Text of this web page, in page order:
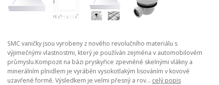
SMC vaničky jsou vyrobeny z nového revolučního materiálu s
výjimečnými vlastnostmi, který je používán zejména v automobilovém
průmyslu.Kompozit na bázi pryskyřice zpevněné skelnými vlákny a
minerálním plnidlem je vyráběn vysokotlakým lisováním v kovové
uzavřené formě. Výsledkem je velmi přesný a rov... celý popis